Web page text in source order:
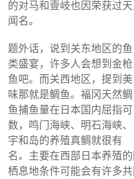
的对马和壹岐也因荣获过
闻名。
题外话，说到关东地区的鱼
类盛宴，许多人会想到金枪
鱼吧。而关西地区，提到美
味那就是鲷鱼。福冈天然鲷
鱼捕鱼量在日本国内屈指可
数，鸣门海峡、明石海峡、
宇和岛的养殖真鲷就很有
名。主要在西部日本养殖
栖息地条件可能会有许多共